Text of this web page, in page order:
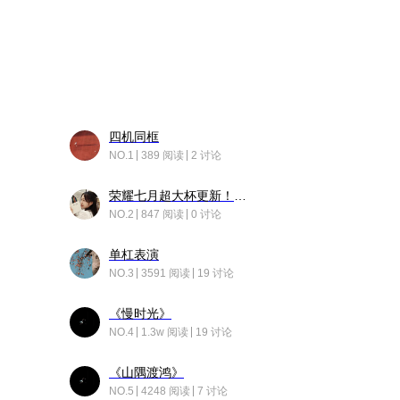
四机同框
NO.1 389 阅读 2 讨论
NO.2 847 阅读 0 讨论
单杠表演
NO.3 3591 阅读 19 讨论
《慢时光》
NO.4 1.3w 阅读 19 讨论
《山隅渡鸿》
NO.5 4248 阅读 7 讨论